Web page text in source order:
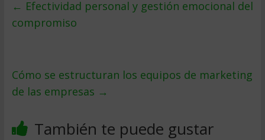
← Efectividad personal y gestión emocional del
compromiso
Cómo se estructuran los equipos de marketing
de las empresas →
También te puede gustar